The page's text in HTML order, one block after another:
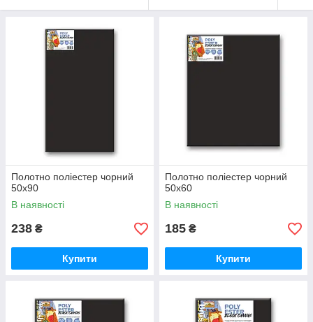
Полотно поліестер чорний
50х90
В наявності
238 ₴
Купити
Полотно поліестер чорний
50х60
В наявності
185 ₴
Купити